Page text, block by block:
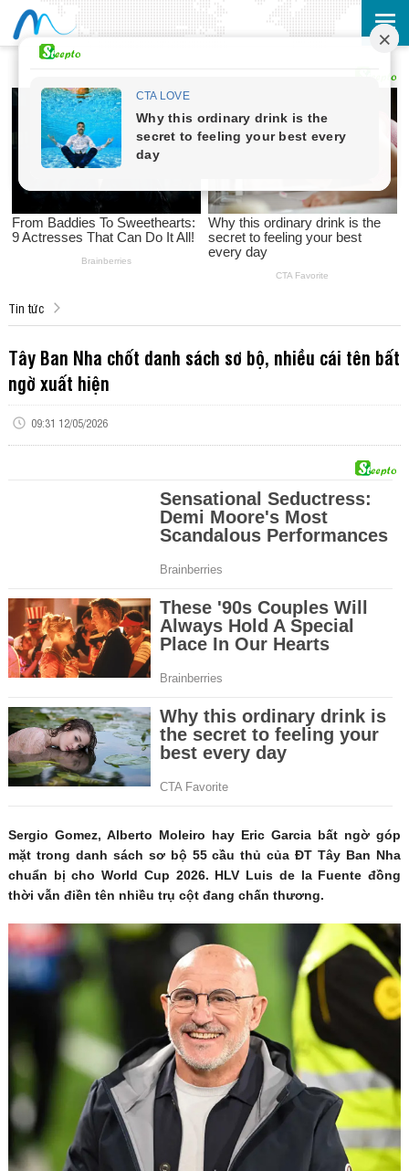
Tin tức
Tây Ban Nha chốt danh sách sơ bộ, nhiều cái tên bất
ngờ xuất hiện
09:31 12/05/2026
Sergio Gomez, Alberto Moleiro hay Eric Garcia bất ngờ góp
mặt trong danh sách sơ bộ 55 cầu thủ của ĐT Tây Ban Nha
chuẩn bị cho World Cup 2026. HLV Luis de la Fuente đồng
thời vẫn điền tên nhiều trụ cột đang chấn thương.